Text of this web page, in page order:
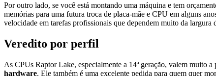
Por outro lado, se você está montando uma máquina e tem
memórias para uma futura troca de placa-mãe e CPU em alguns
velocidade em tarefas profissionais que dependem muito da largura
Veredito por perfil
As CPUs Raptor Lake, especialmente a 14ª geração, valem muito
hardware. Ele também é uma excelente pedida para quem quer